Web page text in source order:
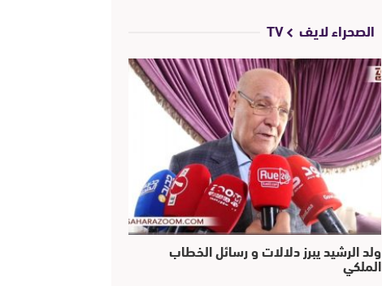
الصحراء لايف TV
ولد الرشيد يبرز دلالات و رسائل الخطاب
الملكي